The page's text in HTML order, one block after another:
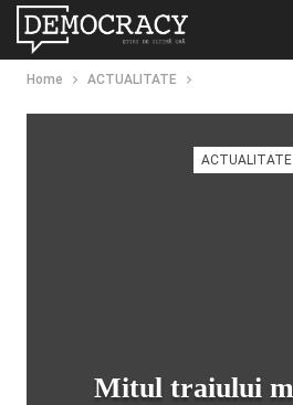
Home ACTUALITATE
ACTUALITATE
Mitul traiului